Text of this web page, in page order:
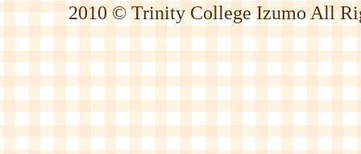
2010 © Trinity College Izumo All